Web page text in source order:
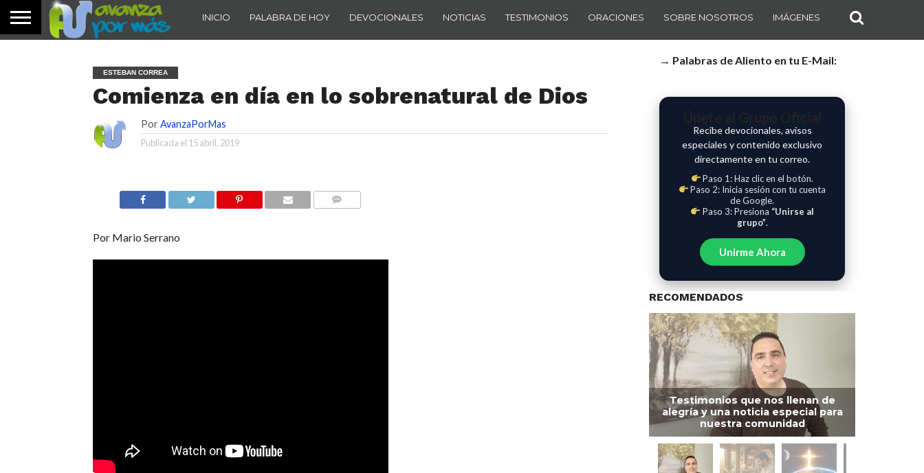
INICIO PALABRA DE HOY DEVOCIONALES NOTICIAS TESTIMONIOS ORACIONES SOBRE NOSOTROS IMÁGENES
ESTEBAN CORREA
Comienza en día en lo sobrenatural de Dios
Por AvanzaPorMas
Publicada el 15 abril, 2019
Por Mario Serrano
→ Palabras de Aliento en tu E-Mail:
Recibe devocionales, avisos
especiales y contenido exclusivo
directamente en tu correo.
Paso 1: Haz clic en el botón.
Paso 2: Inicia sesión con tu cuenta
de Google.
Paso 3: Presiona “Unirse al
grupo”.
Unirme Ahora
RECOMENDADOS
Testimonios que nos llenan de
alegría y una noticia especial para
nuestra comunidad